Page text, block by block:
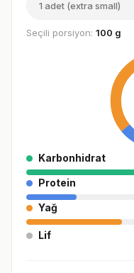
1 adet (extra small)
Seçili porsiyon: 100 g
Karbonhidrat
Protein
Yağ
Lif